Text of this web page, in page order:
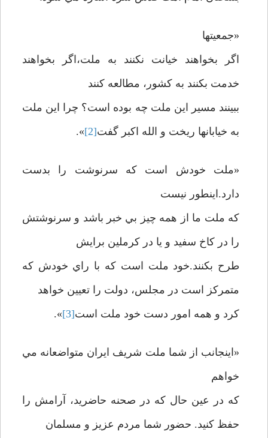
«جمعيتها
اگر بخواهند خيانت نکنند به ملت،اگر بخواهند
خدمت بکنند به کشور، مطالعه کنند
ببينند مسير اين ملت چه بوده است؟ چرا اين ملت
به خيابانها ريخت و الله اکبر گفت[2]
».
«ملت خودش است که سرنوشت را بدست
دارد.اينطور نيست
که ملت ما از همه چيز بي خبر باشد و سرنوشتش
را در کاخ سفيد و يا در کرملين برايش
طرح بکنند.خود ملت است که با راي خودش که
متمرکز است در مجلس، دولت را تعيين خواهد
کرد و همه امور دست خود ملت است[3]
».
«اينجانب از شما ملت شريف ايران متواضعانه مي
خواهم
که در عين حال که در صحنه حاضريد، آرامش را
حفظ کنيد. حضور شما مردم عزيز و مسلمان